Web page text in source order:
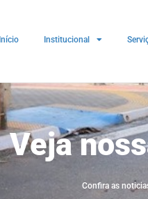
Início Institucional
Veja
Confira as